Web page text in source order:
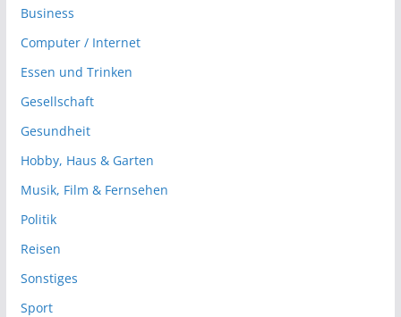
Business
Computer / Internet
Essen und Trinken
Gesellschaft
Gesundheit
Hobby, Haus & Garten
Musik, Film & Fernsehen
Politik
Reisen
Sonstiges
Sport